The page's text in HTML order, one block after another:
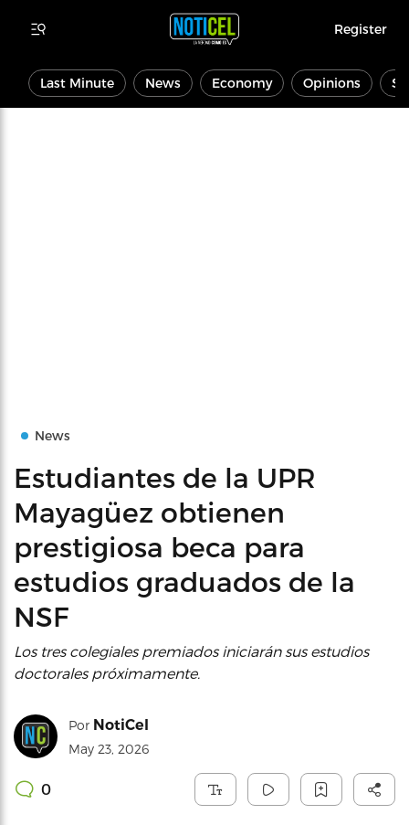
Register
Last Minute News Economy Opinions
News
Estudiantes de la UPR
Mayagüez obtienen
prestigiosa beca para
estudios graduados de la
NSF
Los tres colegiales premiados iniciarán sus estudios
doctorales próximamente.
Por NotiCel
May 23, 2026
0